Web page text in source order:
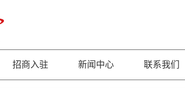
招商入驻 新闻中心 联系我们